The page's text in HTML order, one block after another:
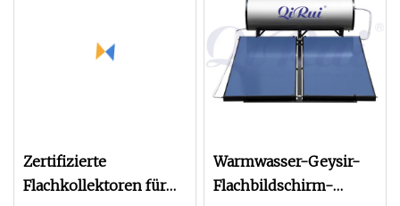
Zertifizierte
Flachkollektoren für
Warmwasser-Geysir-
Flachbildschirm-